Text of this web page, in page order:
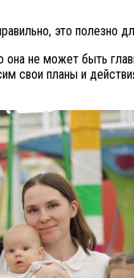
это полезно
она не может быть
свои планы и